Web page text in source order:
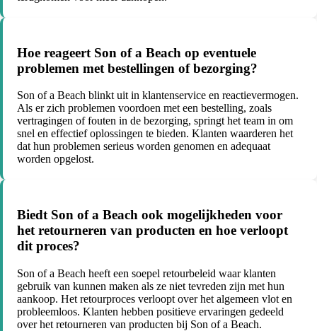
Hoe reageert Son of a Beach op eventuele
problemen met bestellingen of bezorging?
Son of a Beach blinkt uit in klantenservice en reactievermogen.
Als er zich problemen voordoen met een bestelling, zoals
vertragingen of fouten in de bezorging, springt het team in om
snel en effectief oplossingen te bieden. Klanten waarderen het
dat hun problemen serieus worden genomen en adequaat
worden opgelost.
Biedt Son of a Beach ook mogelijkheden voor
het retourneren van producten en hoe verloopt
dit proces?
Son of a Beach heeft een soepel retourbeleid waar klanten
gebruik van kunnen maken als ze niet tevreden zijn met hun
aankoop. Het retourproces verloopt over het algemeen vlot en
probleemloos. Klanten hebben positieve ervaringen gedeeld
over het retourneren van producten bij Son of a Beach.